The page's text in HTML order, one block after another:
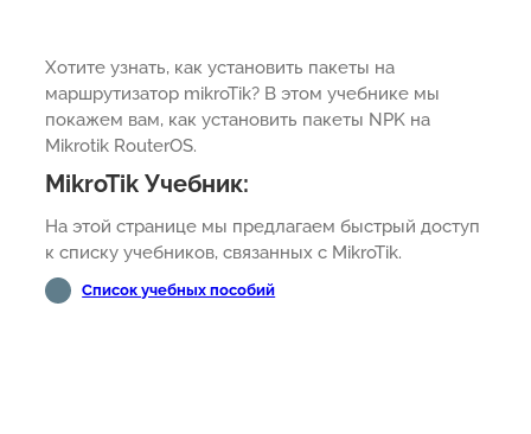
Хотите узнать, как установить пакеты на
маршрутизатор mikroTik? В этом учебнике мы
покажем вам, как установить пакеты NPK на
Mikrotik RouterOS.
MikroTik Учебник:
На этой странице мы предлагаем быстрый доступ
к списку учебников, связанных с MikroTik.
Список учебных пособий